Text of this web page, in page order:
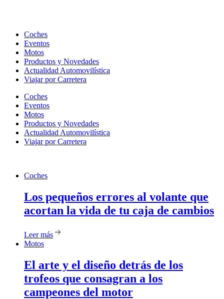
Coches
Eventos
Motos
Productos y Novedades
Actualidad Automovilística
Viajar por Carretera
Coches
Eventos
Motos
Productos y Novedades
Actualidad Automovilística
Viajar por Carretera
Coches
Los pequeños errores al volante que
acortan la vida de tu caja de cambios
Leer más
Motos
El arte y el diseño detrás de los
trofeos que consagran a los
campeones del motor